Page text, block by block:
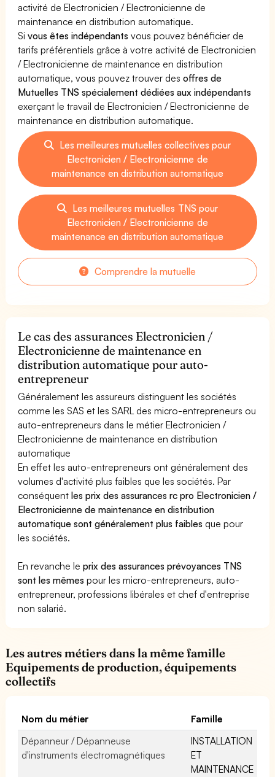
activité de Electronicien / Electronicienne de
maintenance en distribution automatique.
Sivous êtes indépendants vous pouvez bénéficier de
tarifs préférentiels grâce à votre activité de Electronicien
/ Electronicienne de maintenance en distribution
automatique, vous pouvez trouver desoffres de
Mutuelles TNS spécialement dédiées aux indépendants
exerçant le travail de Electronicien / Electronicienne de
maintenance en distribution automatique.
Les meilleures mutuelles collectives pour
Electronicien / Electronicienne de
maintenance en distribution automatique
Les meilleures mutuelles TNS pour
Electronicien / Electronicienne de
maintenance en distribution automatique
Comprendre la mutuelle
Le cas des assurances Electronicien /
Electronicienne de maintenance en
distribution automatique pour auto-
entrepreneur
Généralement les assureurs distinguent les sociétés
comme les SAS et les SARL des micro-entrepreneurs ou
auto-entrepreneurs dans le métier Electronicien /
Electronicienne de maintenance en distribution
automatique
En effet les auto-entrepreneurs ont généralement des
volumes d'activité plus faibles que les sociétés. Par
conséquentles prix des assurances rc pro Electronicien /
Electronicienne de maintenance en distribution
automatique sont généralement plus faibles que pour
les sociétés.
En revanche leprix des assurances prévoyances TNS
sont les mêmes pour les micro-entrepreneurs, auto-
entrepreneur, professions libérales et chef d'entreprise
non salarié.
Les autres métiers dans la même famille
Equipements de production, équipements
collectifs
Nom du métier
Famille
Dépanneur / Dépanneuse
d'instruments électromagnétiques
INSTALLATION
ET
MAINTENANCE